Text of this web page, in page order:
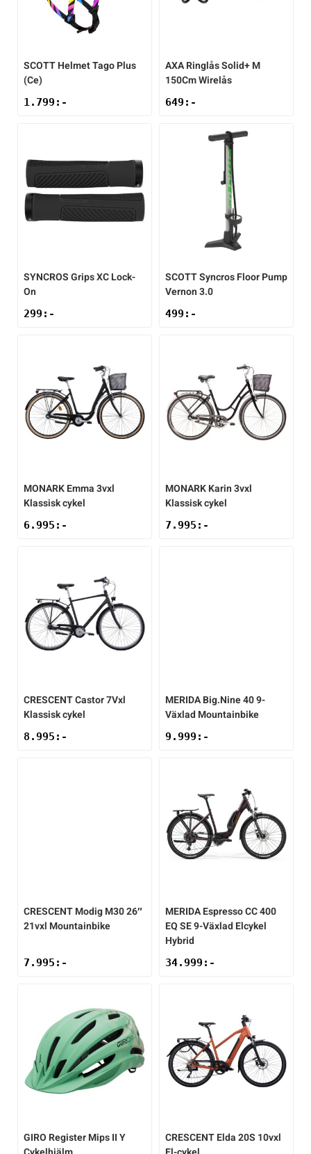
SCOTTHelmet Tago Plus
(Ce)
1.799 :-
AXARinglås Solid+ M
150Cm Wirelås
649 :-
SYNCROSGrips XC Lock-
On
299 :-
SCOTTSyncros Floor Pump
Vernon 3.0
499 :-
MONARKEmma 3vxl
Klassisk cykel
6.995 :-
MONARKKarin 3vxl
Klassisk cykel
7.995 :-
CRESCENTCastor 7Vxl
Klassisk cykel
8.995 :-
MERIDABig.Nine 40 9-
Växlad Mountainbike
9.999 :-
CRESCENTModig M30 26″
21vxl Mountainbike
7.995 :-
MERIDAEspresso CC 400
EQ SE 9-Växlad Elcykel
Hybrid
34.999 :-
GIRO Register Mips II Y
CRESCENTElda 20S 10vxl